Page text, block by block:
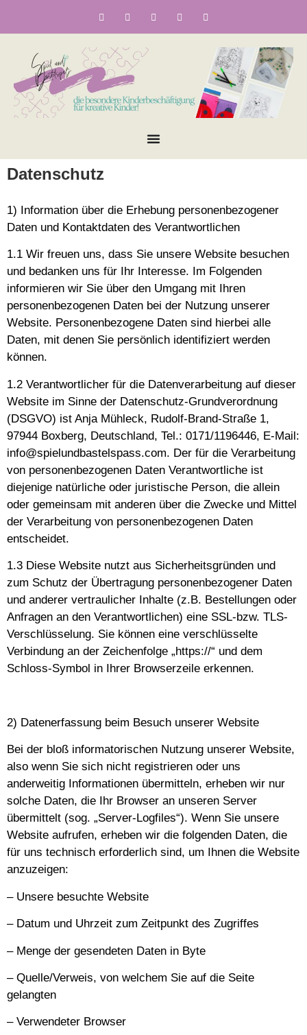
Datenschutz
1) Information über die Erhebung personenbezogener
Daten und Kontaktdaten des Verantwortlichen
1.1 Wir freuen uns, dass Sie unsere Website besuchen
und bedanken uns für Ihr Interesse. Im Folgenden
informieren wir Sie über den Umgang mit Ihren
personenbezogenen Daten bei der Nutzung unserer
Website. Personenbezogene Daten sind hierbei alle
Daten, mit denen Sie persönlich identifiziert werden
können.
1.2 Verantwortlicher für die Datenverarbeitung auf dieser
Website im Sinne der Datenschutz-Grundverordnung
(DSGVO) ist Anja Mühleck, Rudolf-Brand-Straße 1,
97944 Boxberg, Deutschland, Tel.: 0171/1196446, E-Mail:
info@spielundbastelspass.com. Der für die Verarbeitung
von personenbezogenen Daten Verantwortliche ist
diejenige natürliche oder juristische Person, die allein
oder gemeinsam mit anderen über die Zwecke und Mittel
der Verarbeitung von personenbezogenen Daten
entscheidet.
1.3 Diese Website nutzt aus Sicherheitsgründen und
zum Schutz der Übertragung personenbezogener Daten
und anderer vertraulicher Inhalte (z.B. Bestellungen oder
Anfragen an den Verantwortlichen) eine SSL-bzw. TLS-
Verschlüsselung. Sie können eine verschlüsselte
Verbindung an der Zeichenfolge „https://“ und dem
Schloss-Symbol in Ihrer Browserzeile erkennen.
2) Datenerfassung beim Besuch unserer Website
Bei der bloß informatorischen Nutzung unserer Website,
also wenn Sie sich nicht registrieren oder uns
anderweitig Informationen übermitteln, erheben wir nur
solche Daten, die Ihr Browser an unseren Server
übermittelt (sog. „Server-Logfiles“). Wenn Sie unsere
Website aufrufen, erheben wir die folgenden Daten, die
für uns technisch erforderlich sind, um Ihnen die Website
anzuzeigen:
– Unsere besuchte Website
– Datum und Uhrzeit zum Zeitpunkt des Zugriffes
– Menge der gesendeten Daten in Byte
– Quelle/Verweis, von welchem Sie auf die Seite
gelangten
– Verwendeter Browser